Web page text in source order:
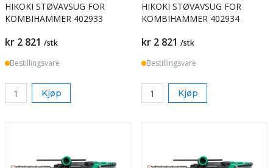
HIKOKI STØVAVSUG FOR
KOMBIHAMMER 402933
kr 2 821 /stk
Bestillingsvare
Kjøp
HIKOKI STØVAVSUG FOR
KOMBIHAMMER 402934
kr 2 821 /stk
Bestillingsvare
Kjøp